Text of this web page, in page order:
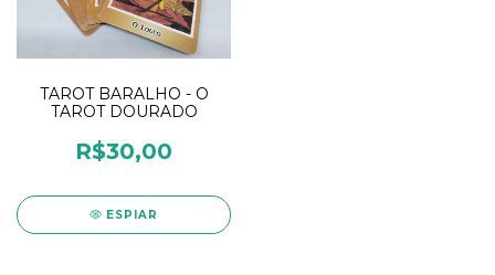
TAROT BARALHO - O
TAROT DOURADO
R$30,00
ESPIAR